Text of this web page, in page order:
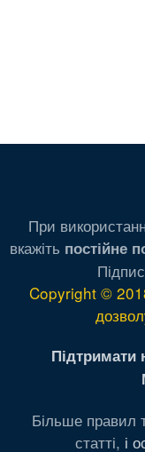
При
вкажіть постійне
Copyright ©
Підтримати
Більше правил
статті, і